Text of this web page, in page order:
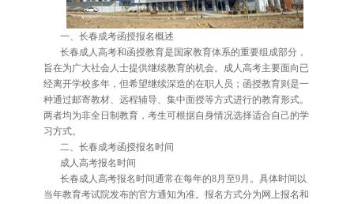
一、长春成考函授报名概述
长春成人高考和函授教育是国家教育体系的重要组成部分，
旨在为广大社会人士提供继续教育的机会。成人高考主要面向已
经离开学校多年，但希望继续深造的在职人员；函授教育则是一
种通过邮寄教材、远程辅导、集中面授等方式进行的教育形式。
两者均为非全日制教育，考生可根据自身情况选择适合自己的学
习方式。
二、长春成考函授报名时间
成人高考报名时间
长春成人高考报名时间通常在每年的8月至9月。具体时间以
当年教育考试院发布的官方通知为准。报名方式分为网上报名和